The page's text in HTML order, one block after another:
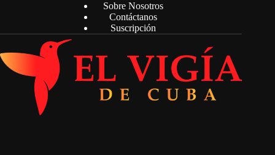
Sobre Nosotros
Contáctanos
Suscripción